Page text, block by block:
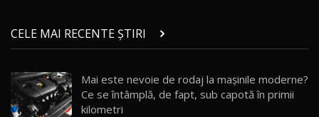
chinez care face lumea să se întoarcă după el
/ AutoBlog.MD
17:27
15 14:37
CELE MAI RECENTE ȘTIRI
Mai este nevoie de rodaj la mașinile moderne?
Ce se întâmplă, de fapt, sub capotă în primii
kilometri